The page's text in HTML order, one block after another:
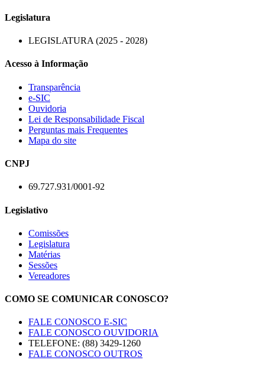
Legislatura
LEGISLATURA (2025 - 2028)
Acesso à Informação
Transparência
e-SIC
Ouvidoria
Lei de Responsabilidade Fiscal
Perguntas mais Frequentes
Mapa do site
CNPJ
69.727.931/0001-92
Legislativo
Comissões
Legislatura
Matérias
Sessões
Vereadores
COMO SE COMUNICAR CONOSCO?
FALE CONOSCO E-SIC
FALE CONOSCO OUVIDORIA
TELEFONE: (88) 3429-1260
FALE CONOSCO OUTROS